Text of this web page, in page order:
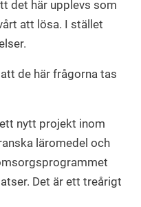
det här upplevs som
att lösa. I stället
de här frågorna tas
nytt projekt inom
läromedel och
Det är ett treårigt